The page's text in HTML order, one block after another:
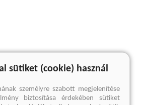
sütiket (cookie) használ
személyre szabott megjelenítése
biztosítása érdekében sütiket